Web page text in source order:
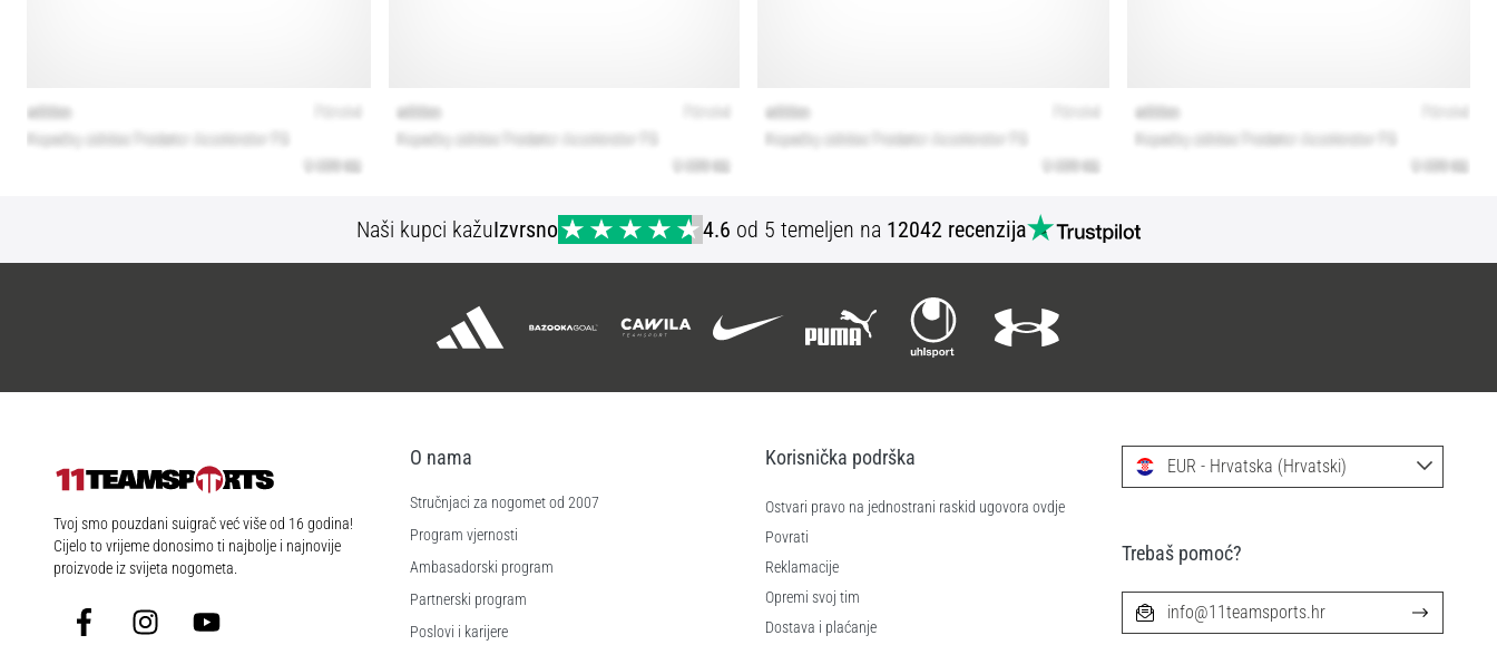
Naši kupci kažuIzvrsno 4.6 od 5 temeljen na 12042 recenzija
11teamsports.hr
Tvoj smo pouzdani suigrač već više od 16 godina!
Cijelo to vrijeme donosimo ti najbolje i najnovije
proizvode iz svijeta nogometa.
FacebookInstagramYouTube
O nama
Stručnjaci za nogomet od 2007
Program vjernosti
Ambasadorski program
Partnerski program
Poslovi i karijere
Korisnička podrška
Ostvari pravo na jednostrani raskid ugovora ovdje
Povrati
Reklamacije
Opremi svoj tim
Dostava i plaćanje
EUR - Hrvatska (Hrvatski)
Trebaš pomoć?
info@11teamsports.hr